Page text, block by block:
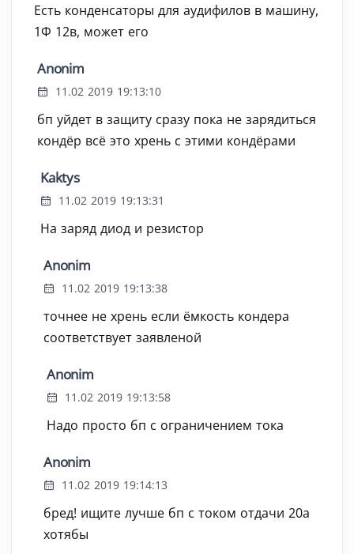
Есть конденсаторы для аудифилов в машину,
1Ф 12в, может его
Anonim
11.02 2019 19:13:10
бп уйдет в защиту сразу пока не зарядиться
кондёр всё это хрень с этими кондёрами
Kaktys
11.02 2019 19:13:31
На заряд диод и резистор
Anonim
11.02 2019 19:13:38
точнее не хрень если ёмкость кондера
соответствует заявленой
Anonim
11.02 2019 19:13:58
Надо просто бп с ограничением тока
Anonim
11.02 2019 19:14:13
бред! ищите лучше бп с током отдачи 20а
хотябы